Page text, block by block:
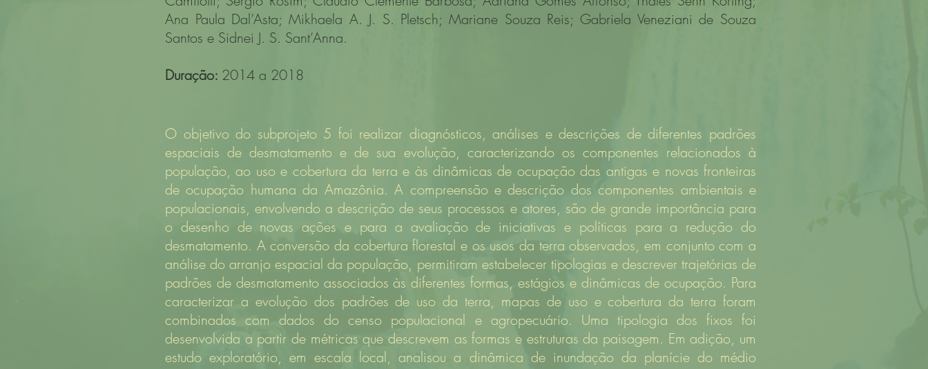
Ana Paula Dal’Asta; Mikhaela A. J. S. Pletsch; Mariane Souza Reis; Gabriela Veneziani de Souza
Santos e Sidnei J. S. Sant’Anna.
Duração: 2014 a 2018
O objetivo do subprojeto 5 foi realizar diagnósticos, análises e descrições de diferentes padrões
espaciais de desmatamento e de sua evolução, caracterizando os componentes relacionados à
população, ao uso e cobertura da terra e às dinâmicas de ocupação das antigas e novas fronteiras
de ocupação humana da Amazônia. A compreensão e descrição dos componentes ambientais e
populacionais, envolvendo a descrição de seus processos e atores, são de grande importância para
o desenho de novas ações e para a avaliação de iniciativas e políticas para a redução do
desmatamento. A conversão da cobertura florestal e os usos da terra observados, em conjunto com a
análise do arranjo espacial da população, permitiram estabelecer tipologias e descrever trajetórias de
padrões de desmatamento associados às diferentes formas, estágios e dinâmicas de ocupação. Para
caracterizar a evolução dos padrões de uso da terra, mapas de uso e cobertura da terra foram
combinados com dados do censo populacional e agropecuário. Uma tipologia dos fixos foi
desenvolvida a partir de métricas que descrevem as formas e estruturas da paisagem. Em adição, um
estudo exploratório, em escala local, analisou a dinâmica de inundação da planície do médio